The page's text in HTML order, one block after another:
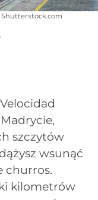
Shutterstock.com
szczytów
wsunąć
churros.
kilometrów